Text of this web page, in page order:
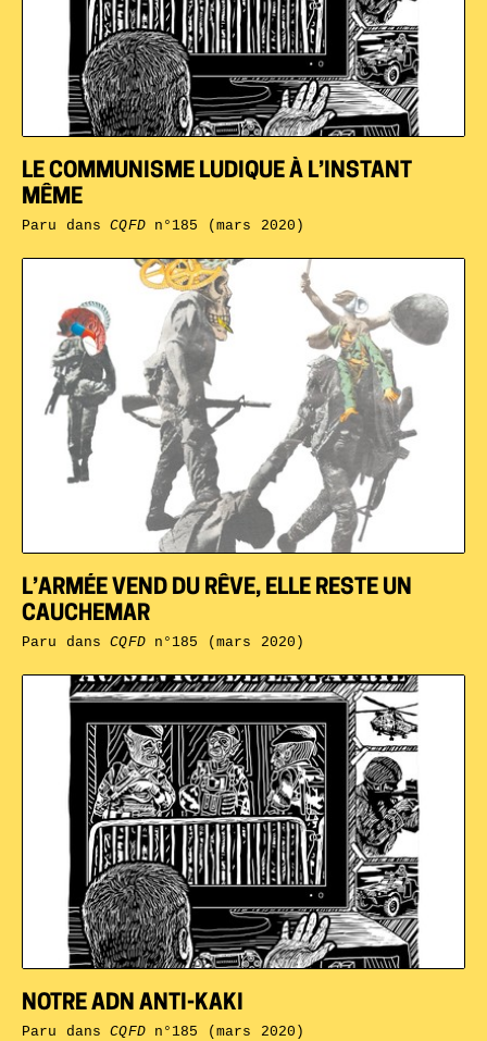
NOTRE ADN ANTI-KAKI
Paru dansCQFDn°185 (mars 2020)
L’ARMÉE VEND DU RÊVE, ELLE RESTE UN
CAUCHEMAR
Paru dansCQFDn°185 (mars 2020)
LE COMMUNISME LUDIQUE À L’INSTANT
MÊME
Paru dansCQFDn°185 (mars 2020)